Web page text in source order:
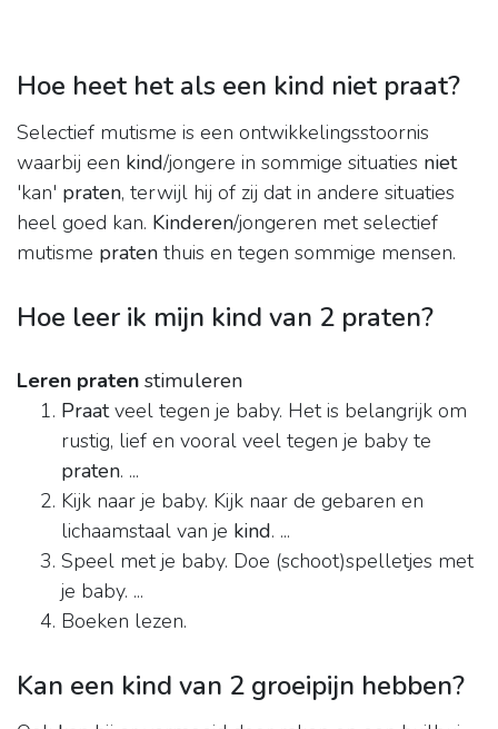
Hoe heet het als een kind niet praat?
Selectief mutisme is een ontwikkelingsstoornis
waarbij een kind/jongere in sommige situaties niet
'kan' praten, terwijl hij of zij dat in andere situaties
heel goed kan. Kinderen/jongeren met selectief
mutisme praten thuis en tegen sommige mensen.
Hoe leer ik mijn kind van 2 praten?
Leren praten stimuleren
Praatveel tegen je baby. Het is belangrijk om
rustig, lief en vooral veel tegen je baby te
praten. ...
Kijk naar je baby. Kijk naar de gebaren en
lichaamstaal van je kind. ...
Speel met je baby. Doe (schoot)spelletjes met
je baby. ...
Boeken lezen.
Kan een kind van 2 groeipijn hebben?